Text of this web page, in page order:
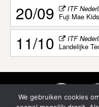
20/09
ITF
Fuji Mae
11/10
ITF
Landelijke
We gebruiken cookies